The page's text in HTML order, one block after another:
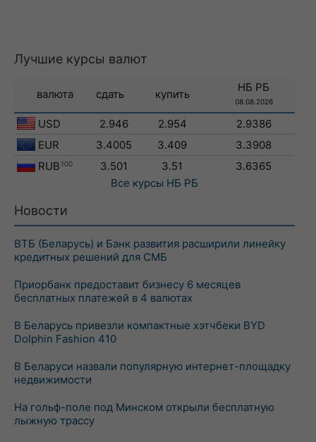
Лучшие курсы валют
валюта сдать купить
НБ РБ
08.08.2026
USD 2.946 2.954
2.9386
EUR
3.4005 3.409
3.3908
RUB 100 3.501 3.51
3.6365
Все курсы НБ РБ
Новости
ВТБ (Беларусь) и Банк развития расширили линейку
кредитных решений для СМБ
Приорбанк предоставит бизнесу 6 месяцев
бесплатных платежей в 4 валютах
В Беларусь привезли компактные хэтчбеки BYD
Dolphin Fashion 410
В Беларуси назвали популярную интернет-площадку
недвижимости
На гольф-поле под Минском открыли бесплатную
лыжную трассу